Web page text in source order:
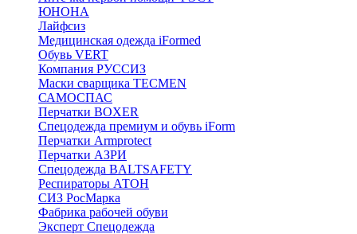
ЮНОНА
Лайфсиз
Медицинская одежда iFormed
Обувь VERT
Компания РУССИЗ
Маски сварщика TECMEN
САМОСПАС
Перчатки BOXER
Спецодежда премиум и обувь iForm
Перчатки Armprotect
Перчатки АЗРИ
Спецодежда BALTSAFETY
Респираторы АТОН
СИЗ РосМарка
Фабрика рабочей обуви
Эксперт Спецодежда